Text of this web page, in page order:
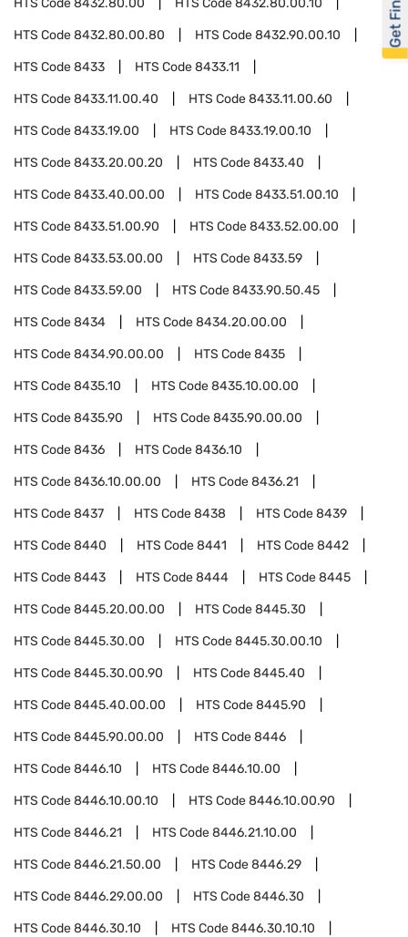
HTS Code8432.80.00 HTS Code8432.80.00.10
HTS Code8432.80.00.80 HTS Code8432.90.00.10
HTS Code8433 HTS Code8433.11
HTS Code8433.11.00.40 HTS Code8433.11.00.60
HTS Code8433.19.00 HTS Code8433.19.00.10
HTS Code8433.20.00.20 HTS Code8433.40
HTS Code8433.40.00.00 HTS Code8433.51.00.10
HTS Code8433.51.00.90 HTS Code8433.52.00.00
HTS Code8433.53.00.00 HTS Code8433.59
HTS Code8433.59.00 HTS Code8433.90.50.45
HTS Code8434 HTS Code8434.20.00.00
HTS Code8434.90.00.00 HTS Code8435
HTS Code8435.10 HTS Code8435.10.00.00
HTS Code8435.90 HTS Code8435.90.00.00
HTS Code8436 HTS Code8436.10
HTS Code8436.10.00.00 HTS Code8436.21
HTS Code8437 HTS Code8438 HTS Code8439
HTS Code8440 HTS Code8441 HTS Code8442
HTS Code8443 HTS Code8444 HTS Code8445
HTS Code8445.20.00.00 HTS Code8445.30
HTS Code8445.30.00 HTS Code8445.30.00.10
HTS Code8445.30.00.90 HTS Code8445.40
HTS Code8445.40.00.00 HTS Code8445.90
HTS Code8445.90.00.00 HTS Code8446
HTS Code8446.10 HTS Code8446.10.00
HTS Code8446.10.00.10 HTS Code8446.10.00.90
HTS Code8446.21 HTS Code8446.21.10.00
HTS Code8446.21.50.00 HTS Code8446.29
HTS Code8446.29.00.00 HTS Code8446.30
HTS Code8446.30.10 HTS Code8446.30.10.10